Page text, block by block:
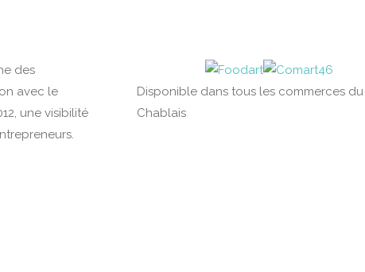
des
avec le
une visibilité
Disponible dans tous les commerces du
Chablais